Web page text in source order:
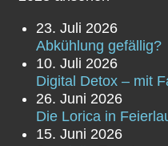
23. Juli 2026
Abkühlung gefällig?
10. Juli 2026
Digital Detox – mit
26. Juni 2026
Die Lorica in
15. Juni 2026